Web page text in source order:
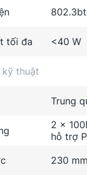
tối đa <40 W
kỹ thuật
Trung
2 x
hỗ trợ
230